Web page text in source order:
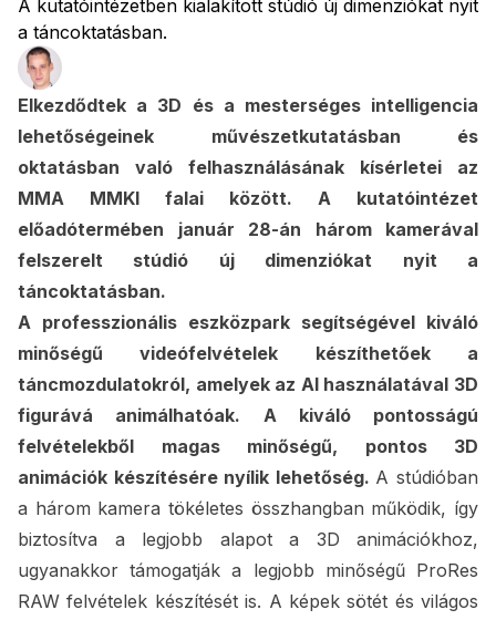
A kutatóintézetben kialakított stúdió új dimenziókat nyit
a táncoktatásban.
Elkezdődtek a 3D és a mesterséges intelligencia
lehetőségeinek művészetkutatásban és
oktatásban való felhasználásának kísérletei az
MMA MMKI falai között. A kutatóintézet
előadótermében január 28-án három kamerával
felszerelt stúdió új dimenziókat nyit a
táncoktatásban.
A professzionális eszközpark segítségével kiváló
minőségű videófelvételek készíthetőek a
táncmozdulatokról, amelyek az AI használatával 3D
figurává animálhatóak. A kiváló pontosságú
felvételekből magas minőségű, pontos 3D
animációk készítésére nyílik lehetőség. A stúdióban
a három kamera tökéletes összhangban működik, így
biztosítva a legjobb alapot a 3D animációkhoz,
ugyanakkor támogatják a legjobb minőségű ProRes
RAW felvételek készítését is. A képek sötét és világos